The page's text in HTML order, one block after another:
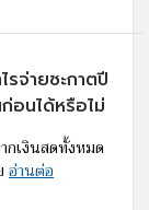
รจ่ายซะกาตปี
อนได้หรือไม่
กเงินสดทั้งหมด
อ่านต่อ